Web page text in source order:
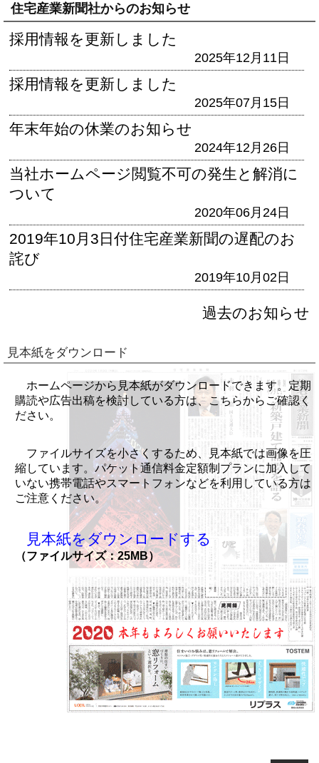
住宅産業新聞社からのお知らせ
採用情報を更新しました
2025年12月11日
採用情報を更新しました
2025年07月15日
年末年始の休業のお知らせ
2024年12月26日
当社ホームページ閲覧不可の発生と解消に
ついて
2020年06月24日
2019年10月3日付住宅産業新聞の遅配のお
詫び
2019年10月02日
過去のお知らせ
見本紙をダウンロード
ホームページから見本紙がダウンロードできます。定期
購読や広告出稿を検討している方は、こちらからご確認く
ださい。
ファイルサイズを小さくするため、見本紙では画像を圧
縮しています。パケット通信料金定額制プランに加入して
いない携帯電話やスマートフォンなどを利用している方は
ご注意ください。
見本紙をダウンロードする
（ファイルサイズ：25MB）